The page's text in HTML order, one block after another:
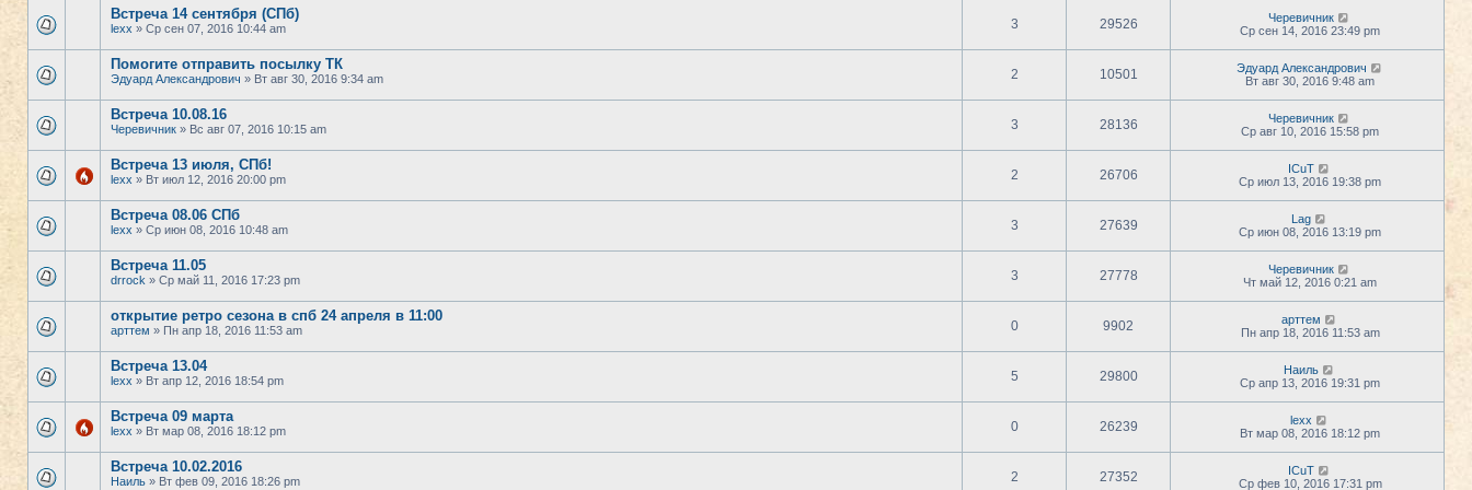
Встреча 14 сентября (СПб)
lexx » Ср сен 07, 2016 10:44 am 3 29526
Черевичник
Ср сен 14, 2016 23:49 pm
Помогите отправить посылку ТК
Эдуард Александрович » Вт авг 30, 2016 9:34 am 2 10501
Эдуард Александрович
Вт авг 30, 2016 9:48 am
Встреча 10.08.16
Черевичник » Вс авг 07, 2016 10:15 am 3 28136
Черевичник
Ср авг 10, 2016 15:58 pm
Встреча 13 июля, СПб!
lexx » Вт июл 12, 2016 20:00 pm 2 26706
ICuT
Ср июл 13, 2016 19:38 pm
Встреча 08.06 СПб
lexx » Ср июн 08, 2016 10:48 am 3 27639
Lag
Ср июн 08, 2016 13:19 pm
Встреча 11.05
drrock » Ср май 11, 2016 17:23 pm 3 27778
Черевичник
Чт май 12, 2016 0:21 am
открытие ретро сезона в спб 24 апреля в 11:00
арттем » Пн апр 18, 2016 11:53 am 0 9902
арттем
Пн апр 18, 2016 11:53 am
Встреча 13.04
lexx » Вт апр 12, 2016 18:54 pm 5 29800
Наиль
Ср апр 13, 2016 19:31 pm
Встреча 09 марта
lexx » Вт мар 08, 2016 18:12 pm 0 26239
lexx
Вт мар 08, 2016 18:12 pm
Встреча 10.02.2016
Наиль » Вт фев 09, 2016 18:26 pm 2 27352
ICuT
Ср фев 10, 2016 17:31 pm